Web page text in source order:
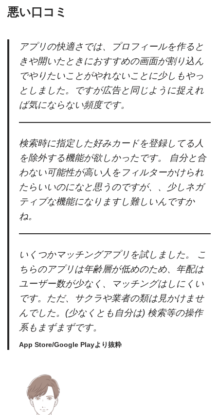
悪い口コミ
アプリの快適さでは、プロフィールを作ると
きや開いたときにおすすめの画面が割り込ん
でやりたいことがやれないことに少しもやっ
としました。ですが広告と同じように捉えれ
ば気にならない頻度です。
検索時に指定した好みカードを登録してる人
を除外する機能が欲しかったです。 自分と合
わない可能性が高い人をフィルターかけられ
たらいいのになと思うのですが、、少しネガ
ティブな機能になりますし難しいんですか
ね。
いくつかマッチングアプリを試しました。 こ
ちらのアプリは年齢層が低めのため、年配は
ユーザー数が少なく、マッチングはしにくい
です。ただ、サクラや業者の類は見かけませ
んでした。(少なくとも自分は) 検索等の操作
系もまずまずです。
App Store/Google Playより抜粋